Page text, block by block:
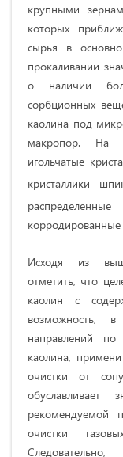
крупными
которых
сырья в
прокаливании
о наличии
сорбционных
каолина под
макропор. На
игольчатые
кристаллики
Исходя из
отметить, что
каолин с
возможность,
направлений по
каолина,
очистки от
обуславливает
рекомендуемой
очистки